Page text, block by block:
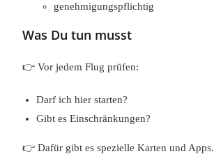
genehmigungspflichtig
Was Du tun musst
👉 Vor jedem Flug prüfen:
Darf ich hier starten?
Gibt es Einschränkungen?
👉 Dafür gibt es spezielle Karten und Apps.